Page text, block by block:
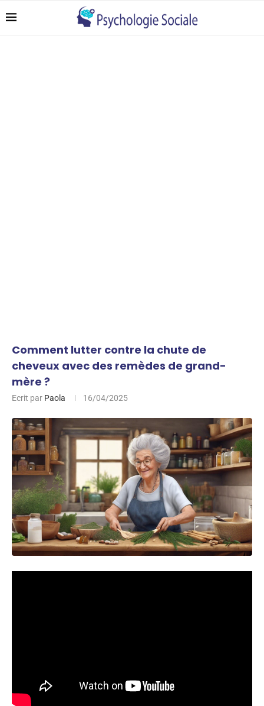
Comment lutter contre la chute de
cheveux avec des remèdes de grand-
mère ?
Ecrit par Paola 16/04/2025